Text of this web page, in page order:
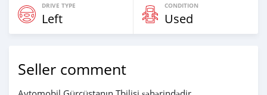
DRIVE TYPE
Left
CONDITION
Used
Seller comment